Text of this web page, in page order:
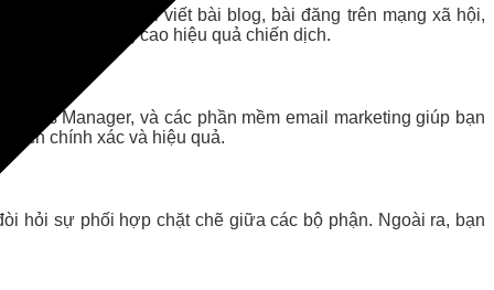
xuyên phải viết bài blog, bài đăng trên mạng xã hội,
hàng và nâng cao hiệu quả chiến dịch.
Ads Manager, và các phần mềm email marketing giúp bạn
chính xác và hiệu quả.
hỏi sự phối hợp chặt chẽ giữa các bộ phận. Ngoài ra, bạn